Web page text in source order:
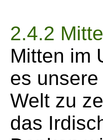
2.4.2
Mitten im
es
Welt zu
das